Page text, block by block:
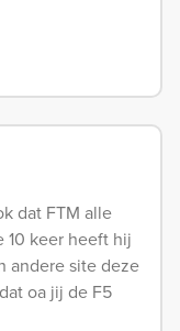
dat FTM alle
10 keer heeft hij
andere site deze
oa jij de F5